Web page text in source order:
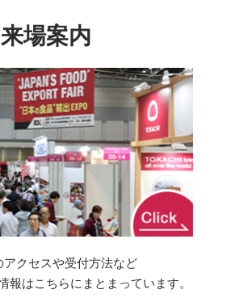
来場案内
アクセスや受付方法など
報はこちらにまとまっています。